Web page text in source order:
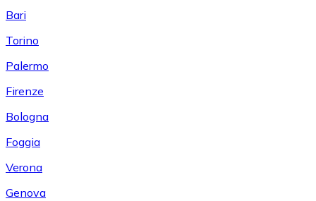
Bari
Torino
Palermo
Firenze
Bologna
Foggia
Verona
Genova